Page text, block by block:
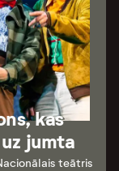
kas
jumta
teātris